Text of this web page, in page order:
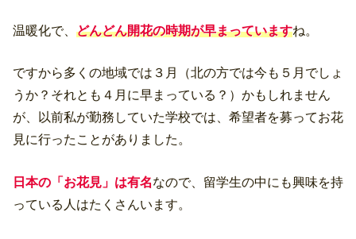
温暖化で、 どんどん開花の時期が早まっていますね。
ですから多くの地域では３月（北の方では今も５月でしょ
うか？それとも４月に早まっている？）かもしれません
が、以前私が勤務していた学校では、希望者を募ってお花
見に行ったことがありました。
日本の「お花見」は有名なので、留学生の中にも興味を持
っている人はたくさんいます。